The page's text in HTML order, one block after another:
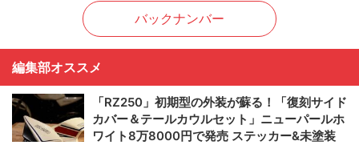
バックナンバー
編集部オススメ
「RZ250」初期型の外装が蘇る！「復刻サイド
カバー＆テールカウルセット」ニューパールホ
ワイト8万8000円で発売 ステッカー&未塗装